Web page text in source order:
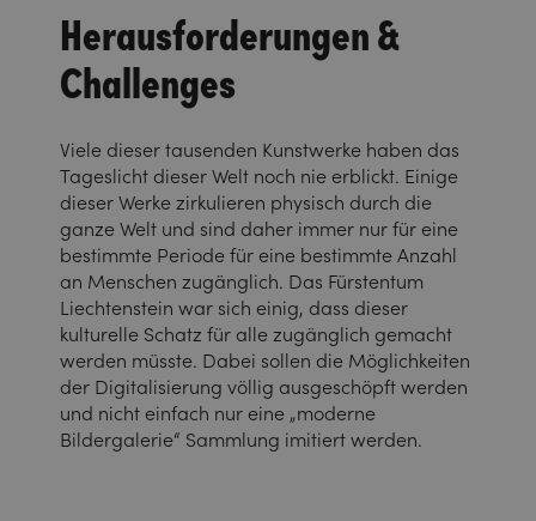
Herausforderungen &
Challenges
Viele dieser tausenden Kunstwerke haben das
Tageslicht dieser Welt noch nie erblickt. Einige
dieser Werke zirkulieren physisch durch die
ganze Welt und sind daher immer nur für eine
bestimmte Periode für eine bestimmte Anzahl
an Menschen zugänglich. Das Fürstentum
Liechtenstein war sich einig, dass dieser
kulturelle Schatz für alle zugänglich gemacht
werden müsste. Dabei sollen die Möglichkeiten
der Digitalisierung völlig ausgeschöpft werden
und nicht einfach nur eine „moderne
Bildergalerie“ Sammlung imitiert werden.